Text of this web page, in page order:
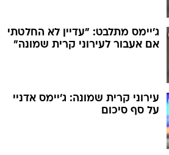
ג'יימס מתלבט: "עדיין לא החלטתי
אם אעבור לעירוני קרית שמונה"
עירוני קרית שמונה: ג'יימס אדניי
על סף סיכום